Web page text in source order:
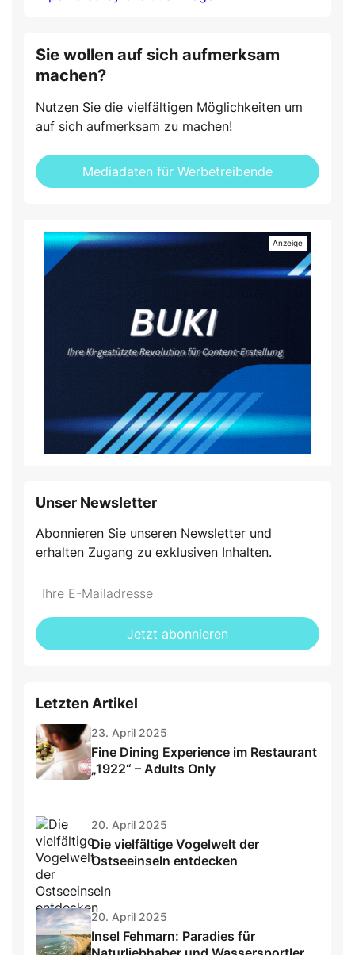
Sie wollen auf sich aufmerksam
machen?
Nutzen Sie die vielfältigen Möglichkeiten um
auf sich aufmerksam zu machen!
Mediadaten für Werbetreibende
Unser Newsletter
Abonnieren Sie unseren Newsletter und
erhalten Zugang zu exklusiven Inhalten.
Do
fill
this
*Ihre
Mailadresse:
Jetzt abonnieren
Letzten Artikel
23. April 2025
Fine Dining Experience im Restaurant
„1922“ – Adults Only
20. April 2025
Die vielfältige Vogelwelt der
Ostseeinseln entdecken
20. April 2025
Insel Fehmarn: Paradies für